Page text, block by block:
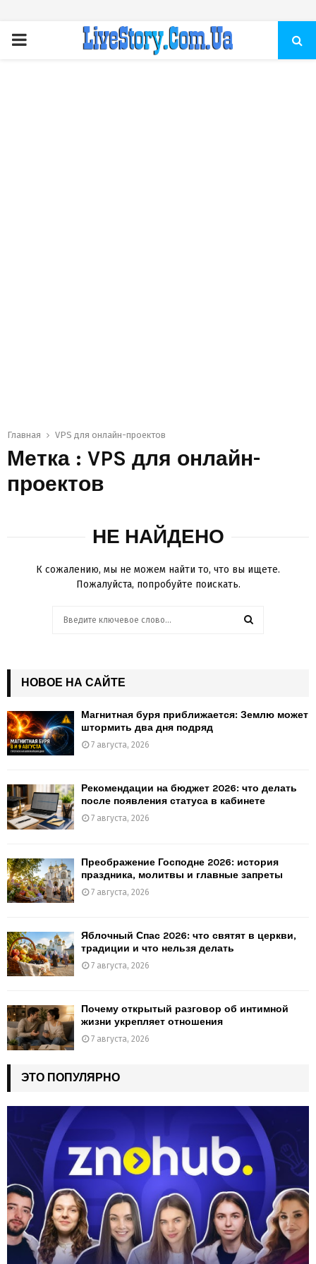
ПЕРВИЧНОЕ
Главная VPS для онлайн-проектов
Метка : VPS для онлайн-
проектов
НЕ НАЙДЕНО
К сожалению, мы не можем найти то, что вы ищете.
Пожалуйста, попробуйте поискать.
НОВОЕ НА САЙТЕ
Магнитная буря приближается: Землю может
штормить два дня подряд
7 августа, 2026
Рекомендации на бюджет 2026: что делать
после появления статуса в кабинете
7 августа, 2026
Преображение Господне 2026: история
праздника, молитвы и главные запреты
7 августа, 2026
Яблочный Спас 2026: что святят в церкви,
традиции и что нельзя делать
7 августа, 2026
Почему открытый разговор об интимной
жизни укрепляет отношения
7 августа, 2026
ЭТО ПОПУЛЯРНО